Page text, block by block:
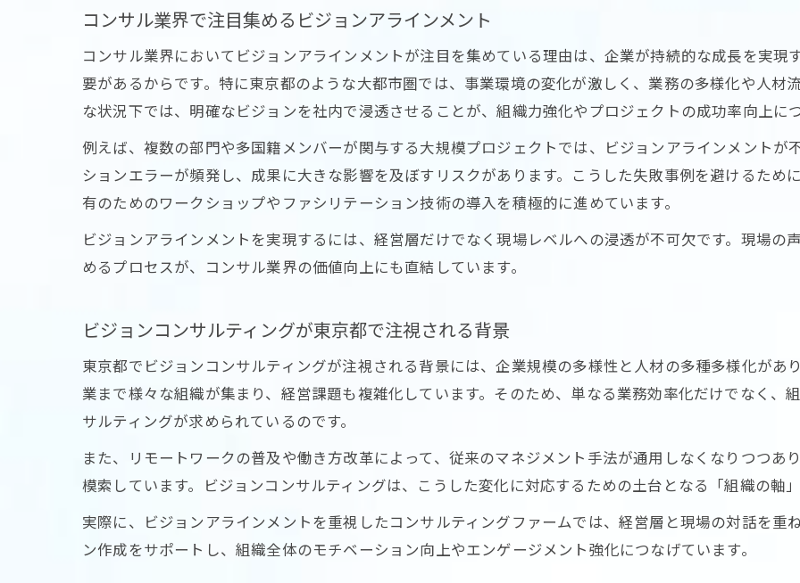
東京都コンサル業界で進むビジョン共有の実状
コンサル改革事例で見る組織風土の変化ポイント
コンサル転職時に注目したい東京都の動向
東京都で高評価のコンサル企業選びのコツ
ビジョンコンサルティング年収情報と転職判断
東京都コンサル業界の最新転職トレンド解説
コンサル現場で活きるビジョンアラインメント事例
成功企業のビジョン共有施策に学ぶポイント
東京都コンサル業界における成長性と評価の実際
ビジョンコンサルティング上場有無と市場評価
コンサル業界で注目集めるビジョンアラインメント
コンサル業界においてビジョンアラインメントが注目を集めている理由は、企業が持続的な成長を実
要があるからです。特に東京都のような大都市圏では、事業環境の変化が激しく、業務の多様化や人材
な状況下では、明確なビジョンを社内で浸透させることが、組織力強化やプロジェクトの成功率向上に
例えば、複数の部門や多国籍メンバーが関与する大規模プロジェクトでは、ビジョンアラインメントが
ションエラーが頻発し、成果に大きな影響を及ぼすリスクがあります。こうした失敗事例を避けるため
有のためのワークショップやファシリテーション技術の導入を積極的に進めています。
ビジョンアラインメントを実現するには、経営層だけでなく現場レベルへの浸透が不可欠です。現場の
めるプロセスが、コンサル業界の価値向上にも直結しています。
ビジョンコンサルティングが東京都で注視される背景
東京都でビジョンコンサルティングが注視される背景には、企業規模の多様性と人材の多種多様化があ
業まで様々な組織が集まり、経営課題も複雑化しています。そのため、単なる業務効率化だけでなく、
サルティングが求められているのです。
また、リモートワークの普及や働き方改革によって、従来のマネジメント手法が通用しなくなりつつあ
模索しています。ビジョンコンサルティングは、こうした変化に対応するための土台となる「組織の軸
実際に、ビジョンアラインメントを重視したコンサルティングファームでは、経営層と現場の対話を重
ン作成をサポートし、組織全体のモチベーション向上やエンゲージメント強化につなげています。